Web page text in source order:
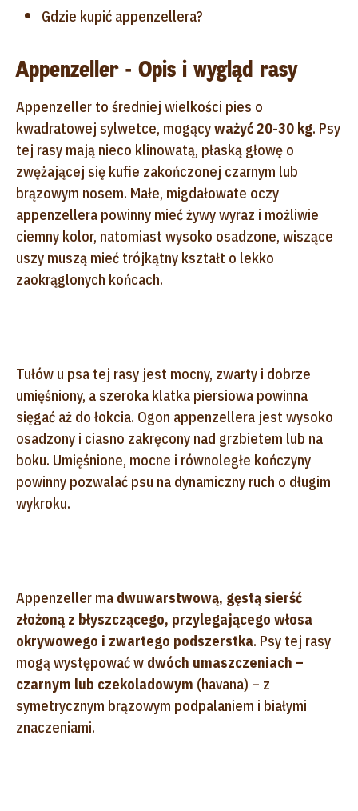
Gdzie kupić appenzellera?
Appenzeller - Opis i wygląd rasy
Appenzeller to średniej wielkości pies o
kwadratowej sylwetce, mogącyważyć 20-30 kg. Psy
tej rasy mają nieco klinowatą, płaską głowę o
zwężającej się kufie zakończonej czarnym lub
brązowym nosem. Małe, migdałowate oczy
appenzellera powinny mieć żywy wyraz i możliwie
ciemny kolor, natomiast wysoko osadzone, wiszące
uszy muszą mieć trójkątny kształt o lekko
zaokrąglonych końcach.
Tułów u psa tej rasy jest mocny, zwarty i dobrze
umięśniony, a szeroka klatka piersiowa powinna
sięgać aż do łokcia. Ogon appenzellera jest wysoko
osadzony i ciasno zakręcony nad grzbietem lub na
boku. Umięśnione, mocne i równoległe kończyny
powinny pozwalać psu na dynamiczny ruch o długim
wykroku.
Appenzeller ma dwuwarstwową, gęstą sierść
złożoną z błyszczącego, przylegającego włosa
okrywowego i zwartego podszerstka. Psy tej rasy
mogą występować w dwóch umaszczeniach –
czarnym lub czekoladowym (havana) – z
symetrycznym brązowym podpalaniem i białymi
znaczeniami.